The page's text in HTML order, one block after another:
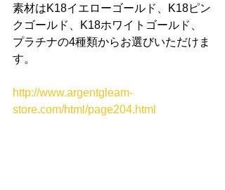
素材はK18イエローゴールド、K18ピン
クゴールド、K18ホワイトゴールド、
プラチナの4種類からお選びいただけま
す。
http://www.argentgleam-
store.com/html/page204.html